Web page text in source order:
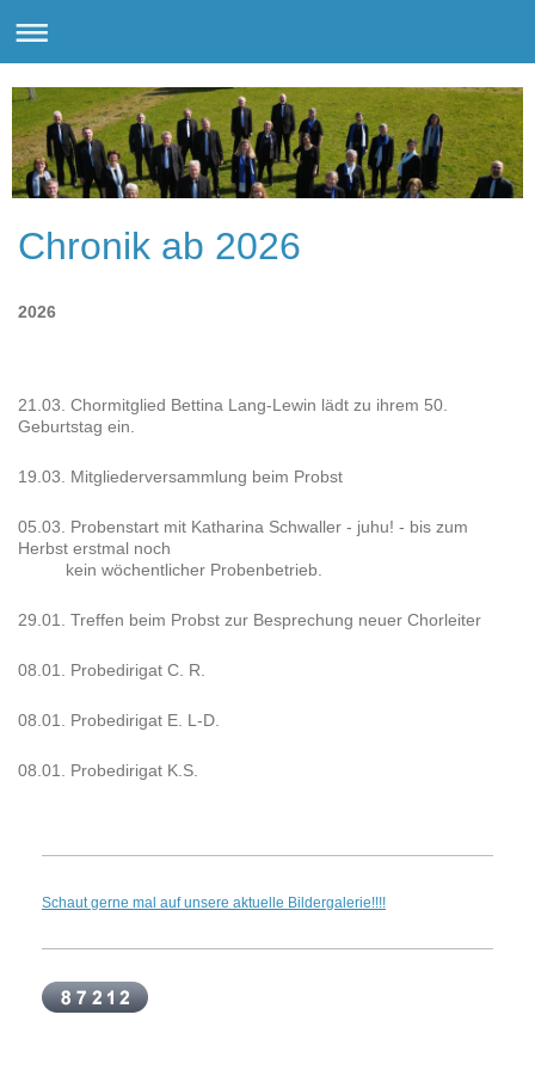
Chronik ab 2026
2026
21.03. Chormitglied Bettina Lang-Lewin lädt zu ihrem 50.
Geburtstag ein.
19.03. Mitgliederversammlung beim Probst
05.03. Probenstart mit Katharina Schwaller - juhu! - bis zum
Herbst erstmal noch
kein wöchentlicher Probenbetrieb.
29.01. Treffen beim Probst zur Besprechung neuer Chorleiter
08.01. Probedirigat C. R.
08.01. Probedirigat E. L-D.
08.01. Probedirigat K.S.
Schaut gerne mal auf unsere aktuelle Bildergalerie!!!!